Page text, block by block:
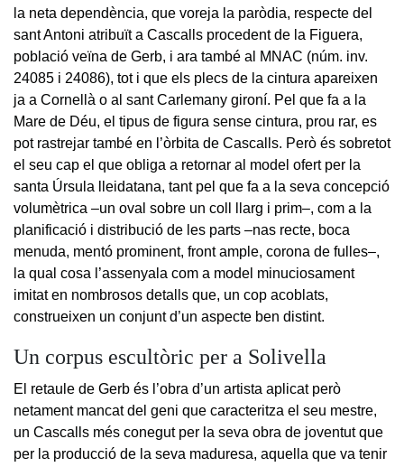
la neta dependència, que voreja la paròdia, respecte del
sant Antoni atribuït a Cascalls procedent de la Figuera,
població veïna de Gerb, i ara també al MNAC (núm. inv.
24085 i 24086), tot i que els plecs de la cintura apareixen
ja a Cornellà o al sant Carlemany gironí. Pel que fa a la
Mare de Déu, el tipus de figura sense cintura, prou rar, es
pot rastrejar també en l’òrbita de Cascalls. Però és sobretot
el seu cap el que obliga a retornar al model ofert per la
santa Úrsula lleidatana, tant pel que fa a la seva concepció
volumètrica –un oval sobre un coll llarg i prim–, com a la
planificació i distribució de les parts –nas recte, boca
menuda, mentó prominent, front ample, corona de fulles–,
la qual cosa l’assenyala com a model minuciosament
imitat en nombrosos detalls que, un cop acoblats,
construeixen un conjunt d’un aspecte ben distint.
Un corpus escultòric per a Solivella
El retaule de Gerb és l’obra d’un artista aplicat però
netament mancat del geni que caracteritza el seu mestre,
un Cascalls més conegut per la seva obra de joventut que
per la producció de la seva maduresa, aquella que va tenir